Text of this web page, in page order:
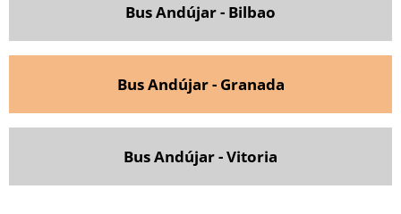
Bus Andújar - Bilbao
Bus Andújar - Granada
Bus Andújar - Vitoria